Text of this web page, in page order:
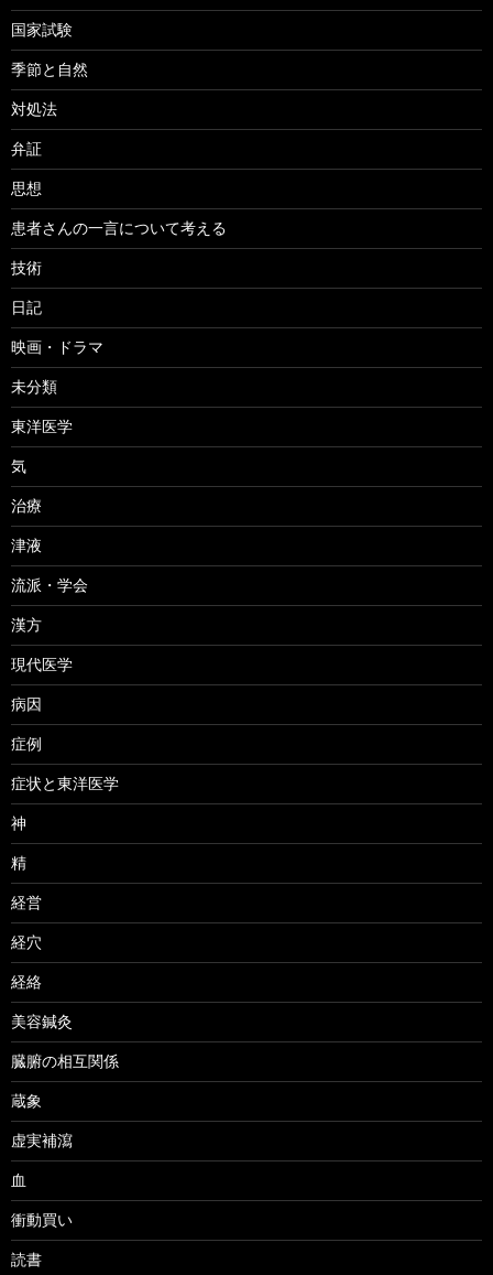
国家試験
季節と自然
対処法
弁証
思想
患者さんの一言について考える
技術
日記
映画・ドラマ
未分類
東洋医学
気
治療
津液
流派・学会
漢方
現代医学
病因
症例
症状と東洋医学
神
精
経営
経穴
経絡
美容鍼灸
臓腑の相互関係
蔵象
虚実補瀉
血
衝動買い
読書